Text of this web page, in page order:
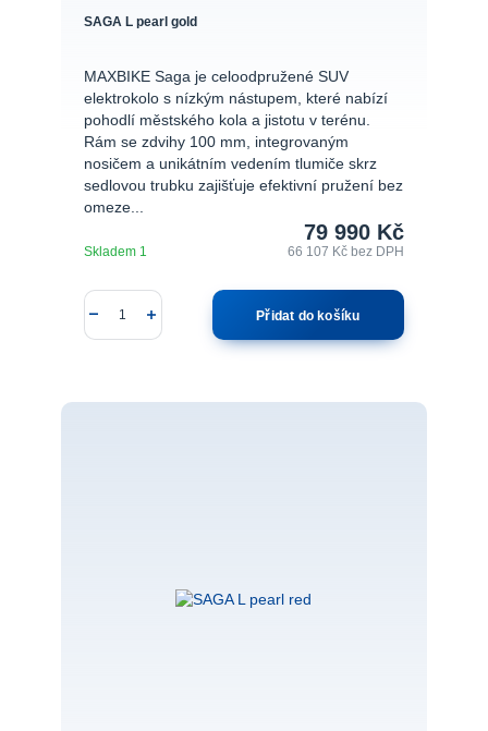
SAGA L pearl gold
MAXBIKE Saga je celoodpružené SUV
elektrokolo s nízkým nástupem, které nabízí
pohodlí městského kola a jistotu v terénu.
Rám se zdvihy 100 mm, integrovaným
nosičem a unikátním vedením tlumiče skrz
sedlovou trubku zajišťuje efektivní pružení bez
omeze...
79 990 Kč
66 107 Kčbez DPH
Skladem 1
Přidat do košíku